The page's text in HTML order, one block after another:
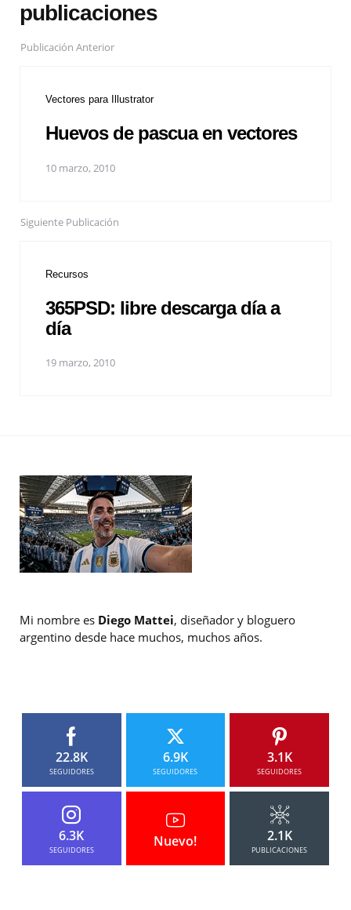
publicaciones
Publicación Anterior
Vectores para Illustrator
Huevos de pascua en vectores
10 marzo, 2010
Siguiente Publicación
Recursos
365PSD: libre descarga día a
día
19 marzo, 2010
Mi nombre es Diego Mattei, diseñador y bloguero
argentino desde hace muchos, muchos años.
22.8K
SEGUIDORES
6.9K
SEGUIDORES
3.1K
SEGUIDORES
6.3K
SEGUIDORES
Nuevo! 2.1K
PUBLICACIONES